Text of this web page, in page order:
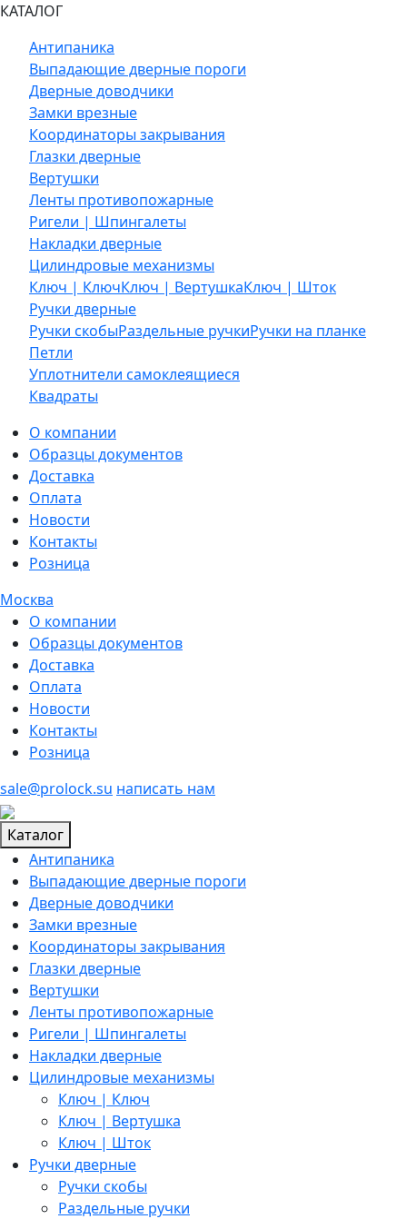
КАТАЛОГ
Антипаника
Выпадающие дверные пороги
Дверные доводчики
Замки врезные
Координаторы закрывания
Глазки дверные
Вертушки
Ленты противопожарные
Ригели | Шпингалеты
Накладки дверные
Цилиндровые механизмы
Ключ | КлючКлюч | ВертушкаКлюч | Шток
Ручки дверные
Ручки скобыРаздельные ручкиРучки на планке
Петли
Уплотнители самоклеящиеся
Квадраты
О компании
Образцы документов
Доставка
Оплата
Новости
Контакты
Розница
Москва
О компании
Образцы документов
Доставка
Оплата
Новости
Контакты
Розница
sale@prolock.su написать нам
Каталог
Антипаника
Выпадающие дверные пороги
Дверные доводчики
Замки врезные
Координаторы закрывания
Глазки дверные
Вертушки
Ленты противопожарные
Ригели | Шпингалеты
Накладки дверные
Цилиндровые механизмы
Ключ | Ключ
Ключ | Вертушка
Ключ | Шток
Ручки дверные
Ручки скобы
Раздельные ручки